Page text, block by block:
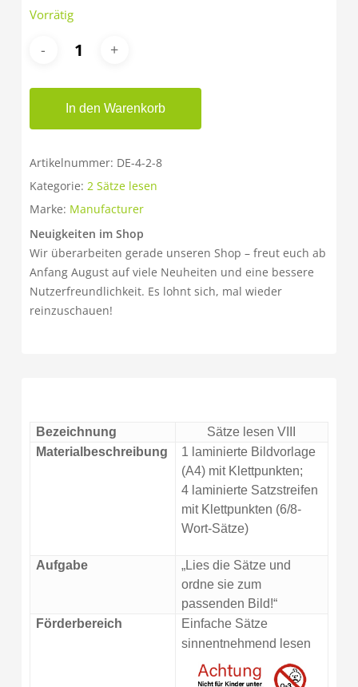
Vorrätig
In den Warenkorb
Artikelnummer: DE-4-2-8
Kategorie: 2 Sätze lesen
Marke: Manufacturer
Neuigkeiten im Shop
Wir überarbeiten gerade unseren Shop – freut euch ab
Anfang August auf viele Neuheiten und eine bessere
Nutzerfreundlichkeit. Es lohnt sich, mal wieder
reinzuschauen!
Bezeichnung
Sätze lesen VIII
Materialbeschreibung
1 laminierte Bildvorlage
(A4) mit Klettpunkten;
4 laminierte Satzstreifen
mit Klettpunkten (6/8-
Wort-Sätze)
Aufgabe
„Lies die Sätze und
ordne sie zum
passenden Bild!“
Förderbereich
Einfache Sätze
sinnentnehmend lesen